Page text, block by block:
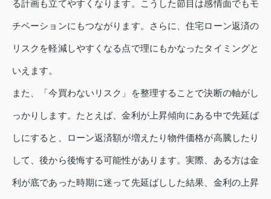
る計画も立てやすくなります。こうした節目は感情面でもモ
チベーションにもつながります。さらに、住宅ローン返済の
リスクを軽減しやすくなる点で理にもかなったタイミングと
いえます。
また、「今買わないリスク」を整理することで決断の軸がし
っかりします。たとえば、金利が上昇傾向にある中で先延ば
しにすると、ローン返済額が増えたり物件価格が高騰したり
して、後から後悔する可能性があります。実際、ある方は金
利が底であった時期に迷って先延ばしした結果、金利の上昇